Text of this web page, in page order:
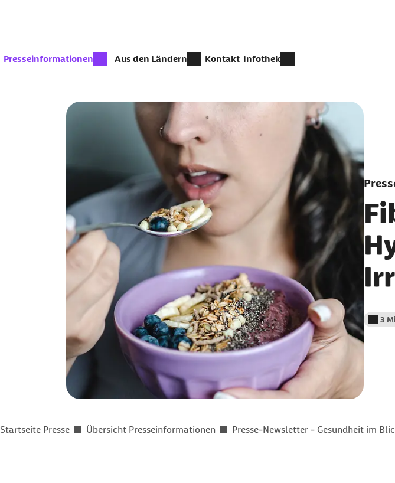
zur Zeit aktiv:
Presseinformationen Aus den Ländern Kontakt Infothek
3
Sie befinden sich hier:
Startseite Presse Übersicht Presseinformationen Presse-Newsletter - Gesundheit im